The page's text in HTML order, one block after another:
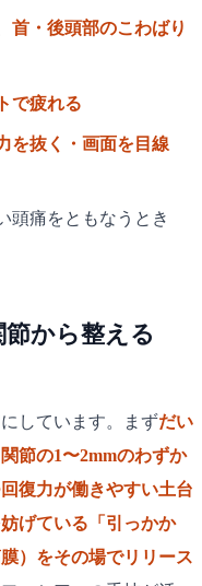
首・後頭部のこわばり
で疲れる
を抜く・画面を目線
頭痛をともなうとき
から整える
しています。まずだい
節の1〜2mmのわずか
復力が働きやすい土台
げている「引っかか
）をその場でリリース